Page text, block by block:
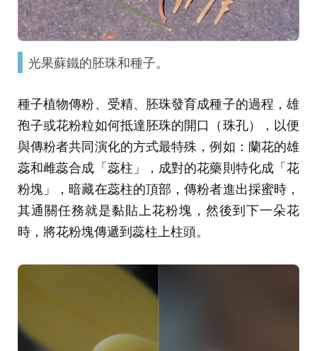
光果蘇鐵的胚珠和種子。
種子植物傳粉、受精、胚珠發育成種子的過程，雄
孢子或花粉粒如何抵達胚珠的開口（珠孔），以便
與傳粉者共同演化的方式最特殊，例如：蘭花的雄
蕊和雌蕊合成「蕊柱」，成對的花藥則特化成「花
粉塊」，暗藏在蕊柱的頂部，傳粉者進出採蜜時，
其通關任務就是黏貼上花粉塊，然後到下一朵花
時，將花粉塊傳遞到蕊柱上柱頭。